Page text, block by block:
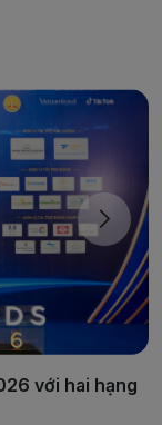
với hai hạng